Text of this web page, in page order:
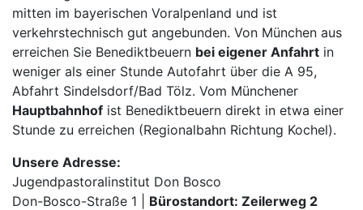
mitten im bayerischen Voralpenland und ist
verkehrstechnisch gut angebunden. Von München aus
erreichen Sie Benediktbeuern bei eigener Anfahrt in
weniger als einer Stunde Autofahrt über die A 95,
Abfahrt Sindelsdorf/Bad Tölz. Vom Münchener
Hauptbahnhof ist Benediktbeuern direkt in etwa einer
Stunde zu erreichen (Regionalbahn Richtung Kochel).
Unsere Adresse:
Jugendpastoralinstitut Don Bosco
Don-Bosco-Straße 1 | Bürostandort: Zeilerweg 2